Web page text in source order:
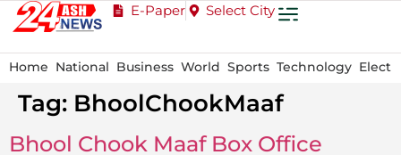
E-Paper Select City
Home National Business World Sports Technology
Tag: BhoolChookMaaf
Bhool Chook Maaf Box Office